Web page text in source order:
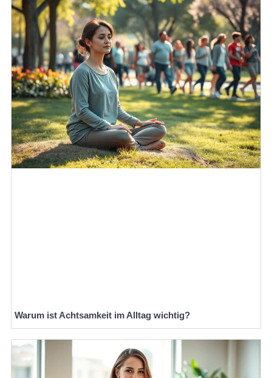
Warum ist Achtsamkeit im Alltag wichtig?